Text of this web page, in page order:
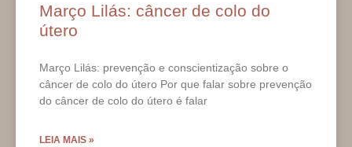
Março Lilás: câncer de colo do
útero
Março Lilás: prevenção e conscientização sobre o
câncer de colo do útero Por que falar sobre prevenção
do câncer de colo do útero é falar
LEIA MAIS »